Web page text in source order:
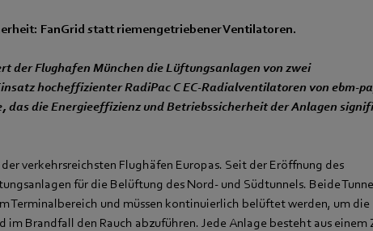
FanGrid statt riemengetriebener Ventilatoren.
der Flughafen München die Lüftungsanlagen von zwei
hocheffizienter RadiPac C EC-Radialventilatoren von
das die Energieeffizienz und Betriebssicherheit der Anlagen
verkehrsreichsten Flughäfen Europas. Seit der Eröffnung des
für die Belüftung des Nord- und Südtunnels. Beide
Terminalbereich und müssen kontinuierlich belüftet werden, um die
Brandfall den Rauch abzuführen. Jede Anlage besteht aus einem